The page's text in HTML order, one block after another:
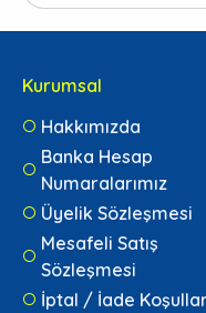
Kurumsal
Hakkımızda
Banka Hesap
Numaralarımız
Üyelik Sözleşmesi
Mesafeli Satış
Sözleşmesi
İptal / İade